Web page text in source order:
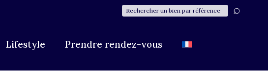
Lifestyle Prendre rendez-vous